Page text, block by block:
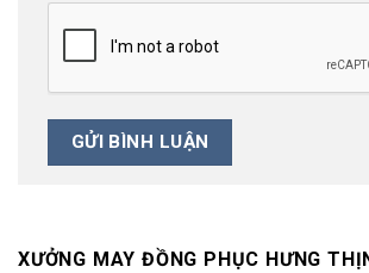
XƯỞNG MAY ĐỒNG PHỤC HƯNG